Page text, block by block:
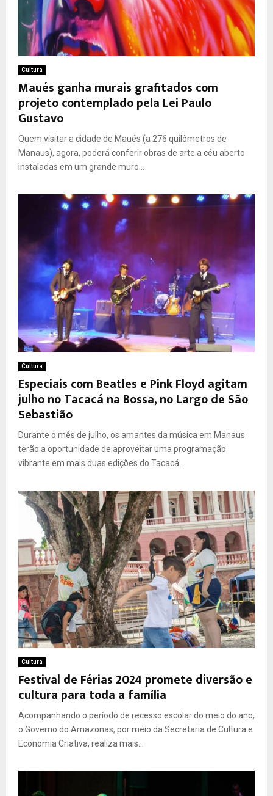
Cultura
Maués ganha murais grafitados com
projeto contemplado pela Lei Paulo
Gustavo
Quem visitar a cidade de Maués (a 276 quilômetros de
Manaus), agora, poderá conferir obras de arte a céu aberto
instaladas em um grande muro...
Cultura
Especiais com Beatles e Pink Floyd agitam
julho no Tacacá na Bossa, no Largo de São
Sebastião
Durante o mês de julho, os amantes da música em Manaus
terão a oportunidade de aproveitar uma programação
vibrante em mais duas edições do Tacacá...
Cultura
Festival de Férias 2024 promete diversão e
cultura para toda a família
Acompanhando o período de recesso escolar do meio do ano,
o Governo do Amazonas, por meio da Secretaria de Cultura e
Economia Criativa, realiza mais...